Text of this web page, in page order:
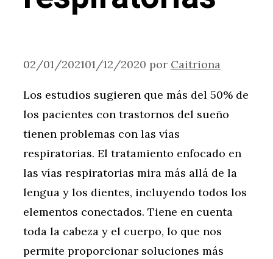
02/01/202101/12/2020 por Caitriona
Los estudios sugieren que más del 50% de
los pacientes con trastornos del sueño
tienen problemas con las vías
respiratorias. El tratamiento enfocado en
las vías respiratorias mira más allá de la
lengua y los dientes, incluyendo todos los
elementos conectados. Tiene en cuenta
toda la cabeza y el cuerpo, lo que nos
permite proporcionar soluciones más